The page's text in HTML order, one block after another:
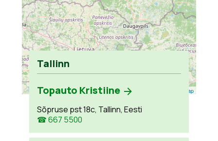
Leaflet OpenStreetMap
Tallinn
Topauto Kristiine
Sõpruse pst 18c, Tallinn, Eesti
☎ 667 5500